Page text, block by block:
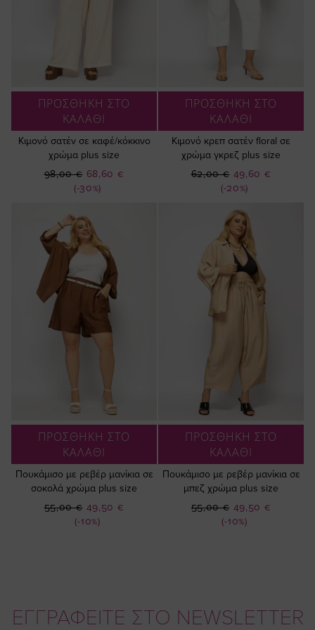
ΠΡΟΣΘΗΚΗ ΣΤΟ
ΚΑΛΑΘΙ
Κιμονό σατέν σε καφέ/κόκκινο
χρώμα plus size
(-30%)
Ειδική
Τιμή
68,60 €
98,00 €
ΠΡΟΣΘΗΚΗ ΣΤΟ
ΚΑΛΑΘΙ
Κιμονό κρεπ σατέν floral σε
χρώμα γκρεζ plus size
(-20%)
Ειδική
Τιμή
49,60 €
62,00 €
ΠΡΟΣΘΗΚΗ ΣΤΟ
ΚΑΛΑΘΙ
Πουκάμισο με ρεβέρ μανίκια σε
σοκολά χρώμα plus size
(-10%)
Ειδική
Τιμή
49,50 €
55,00 €
ΠΡΟΣΘΗΚΗ ΣΤΟ
ΚΑΛΑΘΙ
Πουκάμισο με ρεβέρ μανίκια σε
μπεζ χρώμα plus size
(-10%)
Ειδική
Τιμή
49,50 €
55,00 €
ΕΓΓΡΑΦΕΙΤΕ ΣΤΟ NEWSLETTER